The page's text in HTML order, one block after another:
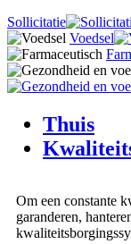
Sollicitatie
Voedsel
Thuis
Om een ​​constante
garanderen,